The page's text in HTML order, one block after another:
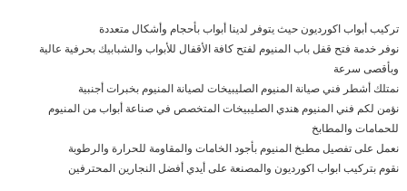
تركيب أبواب اكورديون حيث يتوفر لدينا أبواب بأحجام وأشكال متعددة
نوفر خدمة فتح قفل باب المنيوم لفتح كافة الأقفال للأبواب والشبابيك بحرفية عالية
وبأقصى سرعة
نمتلك أشطر فني صيانة المنيوم الصليبيخات لصيانة المنيوم بخبرات أجنبية
نؤمن لكم فني المنيوم هندي الصليبيخات المتخصص في صناعة أبواب من المنيوم
للحمامات والمطابخ
نعمل على تفصيل مطبخ المنيوم بأجود الخامات والمقاومة للحرارة والرطوبة
نقوم بتركيب ابواب اكورديون والمصنعة على أيدي أفضل النجارين المحترفين